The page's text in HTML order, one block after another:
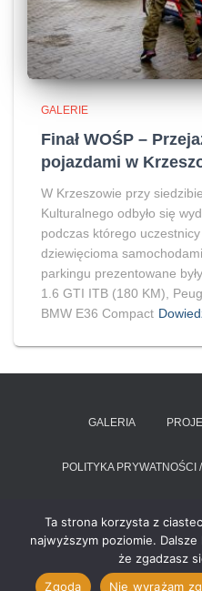
GALERIE
Finał WOŚP –
pojazdami w
W Krzeszowie przy
Kulturalnego odbyło się
podczas którego
dziewięcioma
parkingu prezentowane
1.6 GTI ITB (180 KM),
BMW E36 Compact
GALERIA
POLITYKA
Hestia |
Ta strona korzysta z
najwyższym poziomie.
że zgadzasz
Zgoda
Nie wyrażam